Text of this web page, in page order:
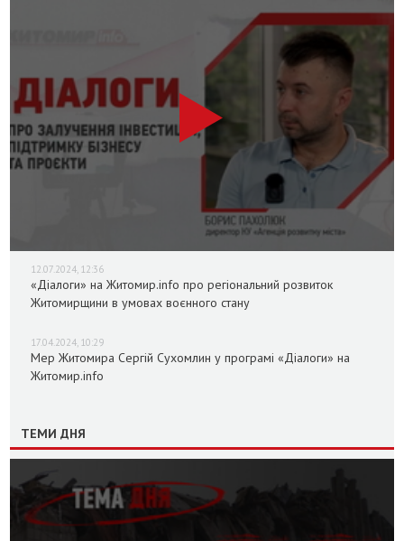
12.07.2024, 12:36
«Діалоги» на Житомир.info про регіональний розвиток
Житомирщини в умовах воєнного стану
17.04.2024, 10:29
Мер Житомира Сергій Сухомлин у програмі «Діалоги» на
Житомир.info
ТЕМИ ДНЯ